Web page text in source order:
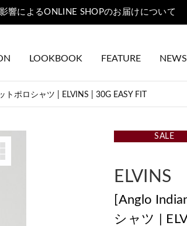
響によるONLINE SHOPのお届けについて
LOOKBOOK FEATURE NEWS
ポロシャツ | ELVINS | 30G EASY FIT
SALE
ELVINS
[Anglo
シャツ |